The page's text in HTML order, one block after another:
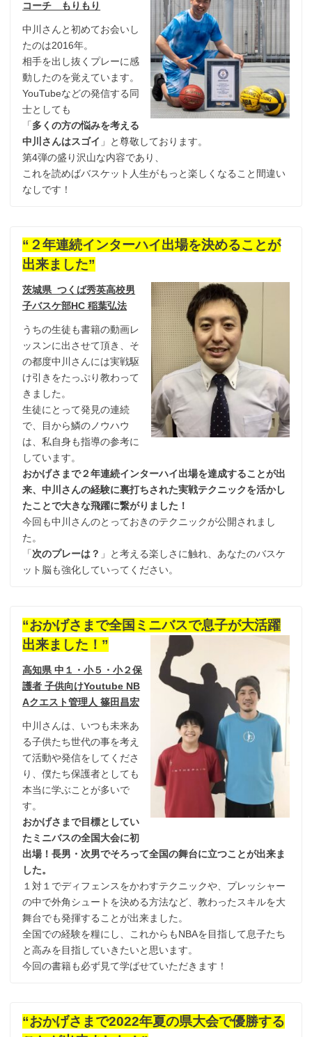
コーチ もりもり
中川さんと初めてお会いし
たのは2016年。
相手を出し抜くプレーに感
動したのを覚えています。
YouTubeなどの発信する同
士としても
「 多くの方の悩みを考える
中川さんはスゴイ 」と尊敬しております。
第4弾の盛り沢山な内容であり、
これを読めばバスケット人生がもっと楽しくなること間違い
なしです！
“２年連続インターハイ出場を決めることが
出来ました”
茨城県 つくば秀英高校男
子バスケ部HC 稲葉弘法
うちの生徒も書籍の動画レ
ッスンに出させて頂き、そ
の都度中川さんには実戦駆
け引きをたっぷり教わって
きました。
生徒にとって発見の連続
で、目から鱗のノウハウ
は、私自身も指導の参考に
しています。
おかげさまで２年連続インターハイ出場を達成することが出
来、中川さんの経験に裏打ちされた実戦テクニックを活かし
たことで大きな飛躍に繋がりました！
今回も中川さんのとっておきのテクニックが公開されまし
た。
「次のプレーは？ 」と考える楽しさに触れ、あなたのバスケ
ット脳も強化していってください。
“おかげさまで全国ミニバスで息子が大活躍
出来ました！”
高知県 中１・小５・小２保
護者 子供向けYoutube NB
Aクエスト管理人 篠田昌宏
中川さんは、いつも未来あ
る子供たち世代の事を考え
て活動や発信をしてくださ
り、僕たち保護者としても
本当に学ぶことが多いで
す。
おかげさまで目標としてい
たミニバスの全国大会に初
出場！長男・次男でそろって全国の舞台に立つことが出来ま
した。
１対１でディフェンスをかわすテクニックや、プレッシャー
の中で外角シュートを決める方法など、教わったスキルを大
舞台でも発揮することが出来ました。
全国での経験を糧にし、これからもNBAを目指して息子たち
と高みを目指していきたいと思います。
今回の書籍も必ず見て学ばせていただきます！
“おかげさまで2022年夏の県大会で優勝する